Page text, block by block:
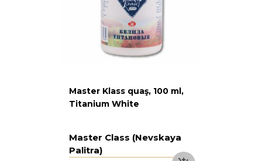
Master Klass quaş, 100 ml,
Titanium White
Master Class (Nevskaya
Palitra)